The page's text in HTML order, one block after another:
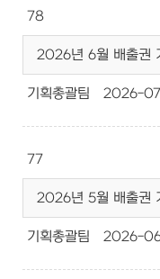
78
2026년 6월 배출권
기획총괄팀 2026-
77
2026년 5월 배출권
기획총괄팀 2026-